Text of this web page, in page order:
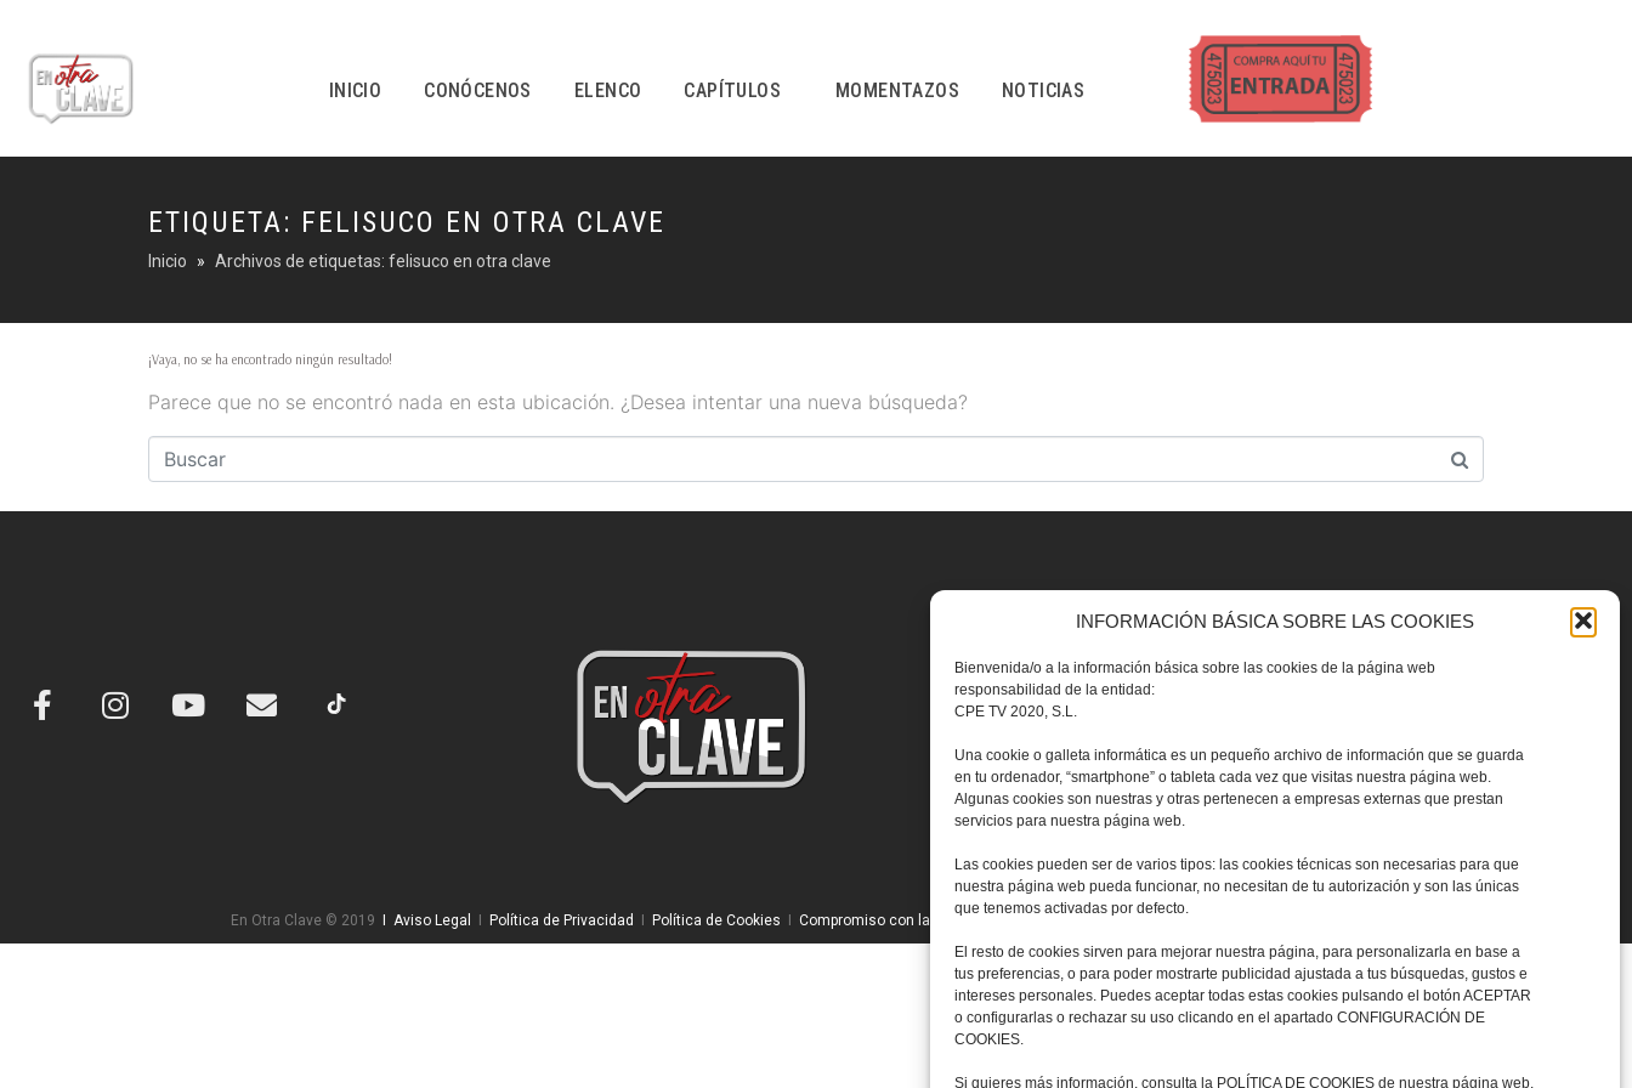
INFORMACIÓN BÁSICA SOBRE LAS COOKIES
Bienvenida/o a la información básica sobre las cookies de la página web
responsabilidad de la entidad:
CPE TV 2020, S.L.
Una cookie o galleta informática es un pequeño archivo de información que se guarda
en tu ordenador, “smartphone” o tableta cada vez que visitas nuestra página web.
Algunas cookies son nuestras y otras pertenecen a empresas externas que prestan
servicios para nuestra página web.
Las cookies pueden ser de varios tipos: las cookies técnicas son necesarias para que
nuestra página web pueda funcionar, no necesitan de tu autorización y son las únicas
que tenemos activadas por defecto.
El resto de cookies sirven para mejorar nuestra página, para personalizarla en base a
tus preferencias, o para poder mostrarte publicidad ajustada a tus búsquedas, gustos e
intereses personales. Puedes aceptar todas estas cookies pulsando el botón ACEPTAR
o configurarlas o rechazar su uso clicando en el apartado CONFIGURACIÓN DE
COOKIES.
Si quieres más información, consulta la POLÍTICA DE COOKIES de nuestra página web.
INICIO CONÓCENOS ELENCO CAPÍTULOS MOMENTAZOS NOTICIAS
ETIQUETA: FELISUCO EN OTRA CLAVE
Inicio Archivos de etiquetas: felisuco en otra clave
¡Vaya, no se ha encontrado ningún resultado!
Parece que no se encontró nada en esta ubicación. ¿Desea intentar una nueva búsqueda?
En Otra Clave © 2019 I Aviso Legal Política de Privacidad Política de Cookies Compromiso con la Protección de Datos Personales